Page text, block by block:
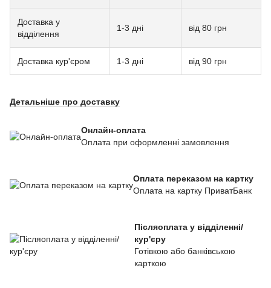
Доставка у
відділення
1-3 дні від 80 грн
Доставка кур'єром 1-3 дні від 90 грн
Детальніше про доставку
Онлайн-оплата
Оплата при оформленні замовлення
Оплата переказом на картку
Оплата на картку ПриватБанк
Післяоплата у відділенні/
кур'єру
Готівкою або банківською
карткою